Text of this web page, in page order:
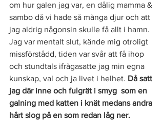
om hur galen jag var, en dålig mamma &
sambo då vi hade så många djur och att
jag aldrig någonsin skulle få allt i hamn.
Jag var mentalt slut, kände mig otroligt
missförstådd, tiden var svår att få ihop
och stundtals ifrågasatte jag min egna
kunskap, val och ja livet i helhet. Då satt
jag där inne och fulgrät i smyg  som en
galning med katten i knät medans andra
hårt slog på en som redan låg ner.